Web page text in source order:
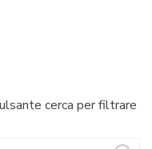
cerca per filtrare